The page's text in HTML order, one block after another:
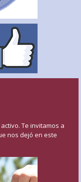
Te invitamos a
nos dejó en este